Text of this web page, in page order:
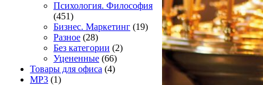
Психология. Философия
(451)
Бизнес. Маркетинг (19)
Разное (28)
Без категории (2)
Уцененные (66)
Товары для офиса (4)
MP3 (1)